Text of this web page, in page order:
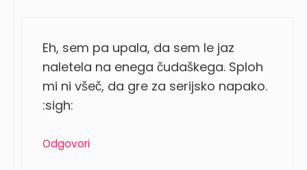
Eh, sem pa upala, da sem le jaz
naletela na enega čudaškega. Sploh
mi ni všeč, da gre za serijsko napako.
:sigh:
Odgovori